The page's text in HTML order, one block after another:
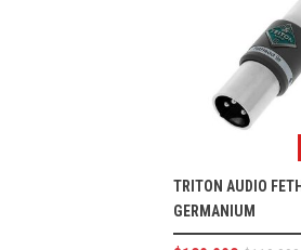
TRITON AUDIO
GERMANIUM